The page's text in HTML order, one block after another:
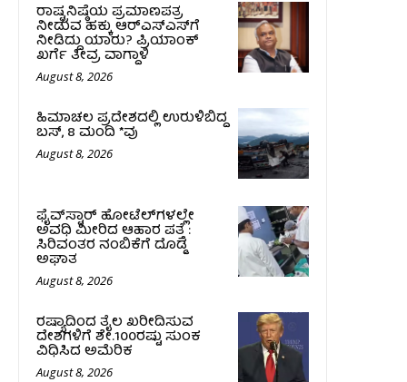
ರಾಷ್ಟ್ರನಿಷ್ಠೆಯ ಪ್ರಮಾಣಪತ್ರ
ನೀಡುವ ಹಕ್ಕು ಆರ್‌ಎಸ್‌ಎಸ್‌ಗೆ
ನೀಡಿದ್ದು ಯಾರು? ಪ್ರಿಯಾಂಕ್
ಖರ್ಗೆ ತೀವ್ರ ವಾಗ್ದಾಳಿ
August 8, 2026
ಹಿಮಾಚಲ ಪ್ರದೇಶದಲ್ಲಿ ಉರುಳಿಬಿದ್ದ
ಬಸ್‌, 8 ಮಂದಿ *ವು
August 8, 2026
ಫೈವ್‌ಸ್ಟಾರ್ ಹೋಟೆಲ್‌ಗಳಲ್ಲೇ
ಅವಧಿ ಮೀರಿದ ಆಹಾರ ಪತ್ತೆ :
ಸಿರಿವಂತರ ನಂಬಿಕೆಗೆ ದೊಡ್ಡ
ಅಘಾತ
August 8, 2026
ರಷ್ಯಾದಿಂದ ತೈಲ ಖರೀದಿಸುವ
ದೇಶಗಳಿಗೆ ಶೇ.100ರಷ್ಟು ಸುಂಕ
ವಿಧಿಸಿದ ಅಮೆರಿಕ
August 8, 2026